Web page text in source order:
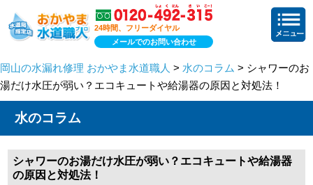
24時間、フリーダイヤル
メールでのお問い合わせ
岡山の水漏れ修理 おかやま水道職人 > 水のコラム > シャワーのお
湯だけ水圧が弱い？エコキュートや給湯器の原因と対処法！
水のコラム
シャワーのお湯だけ水圧が弱い？エコキュートや給湯器
の原因と対処法！